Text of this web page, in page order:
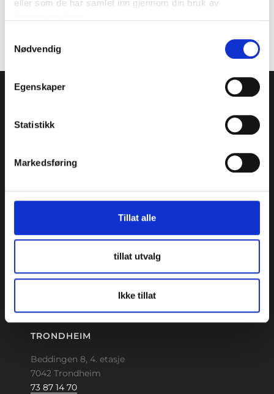
eller som de har samlet inn gjennom din bruk av
Nødvendig
Egenskaper
Statistikk
Markedsføring
Tillat alle
tillat utvalg
Ikke tillat
OM MEDICUS
befruktning, og er et av Norges mest erfarne
Aktsomhetsvurdering
Medicus AS © Opphavsrett 2024
TRONDHEIM
Beddingen 8, 4. etasje
7042 Trondheim
73 87 14 70